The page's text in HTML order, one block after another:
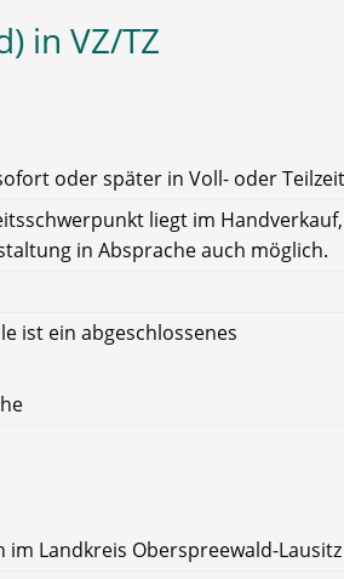
in VZ/TZ
oder später in Voll- oder
liegt im Handverkauf,
in Absprache auch möglich.
ist ein abgeschlossenes
im Landkreis Oberspreewald-Lausitz